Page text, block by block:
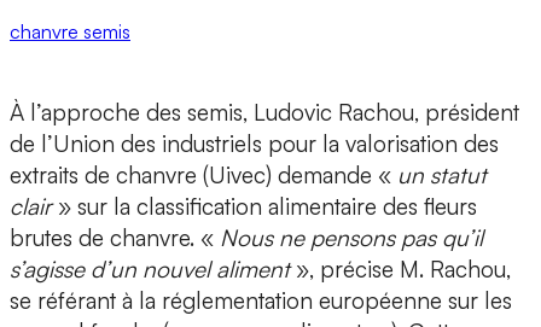
chanvre semis
À l’approche des semis, Ludovic Rachou, président
de l’Union des industriels pour la valorisation des
extraits de chanvre (Uivec) demande « un statut
clair» sur la classification alimentaire des fleurs
brutes de chanvre. « Nous ne pensons pas qu’il
s’agisse d’un nouvel aliment», précise M. Rachou,
se référant à la réglementation européenne sur les